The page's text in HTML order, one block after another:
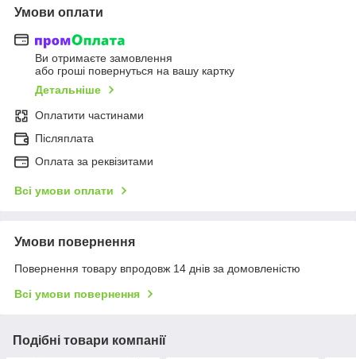
Умови оплати
Ви отримаєте замовлення
або гроші повернуться на вашу картку
Детальніше
Оплатити частинами
Післяплата
Оплата за реквізитами
Всі умови оплати
Умови повернення
Повернення товару впродовж 14 днів за домовленістю
Всі умови повернення
Подібні товари компанії